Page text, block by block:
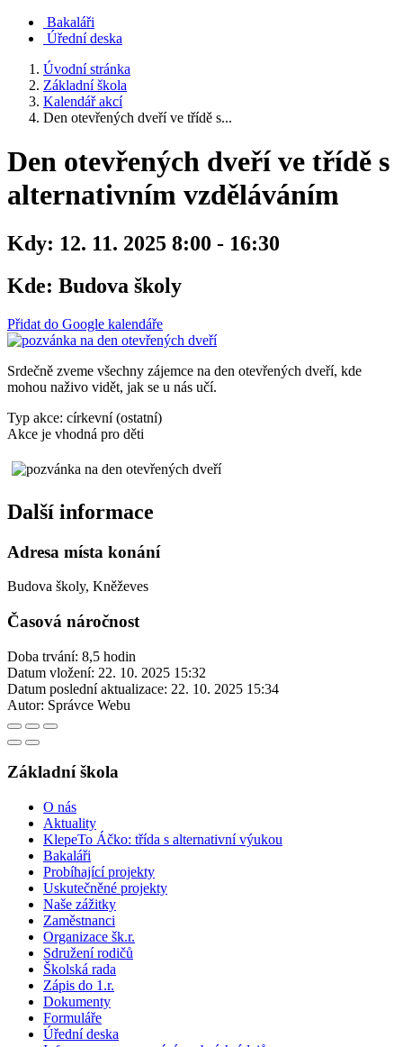
Bakaláři
Úřední deska
Úvodní stránka
Základní škola
Kalendář akcí
Den otevřených dveří ve třídě s...
Den otevřených dveří ve třídě s
alternativním vzděláváním
Kdy: 12. 11. 2025 8:00 - 16:30
Kde: Budova školy
Přidat do Google kalendáře
Srdečně zveme všechny zájemce na den otevřených dveří, kde
mohou naživo vidět, jak se u nás učí.
Typ akce: církevní (ostatní)
Akce je vhodná pro děti
Další informace
Adresa místa konání
Budova školy, Kněževes
Časová náročnost
Doba trvání: 8,5 hodin
Datum vložení: 22. 10. 2025 15:32
Datum poslední aktualizace: 22. 10. 2025 15:34
Autor: Správce Webu
Základní škola
O nás
Aktuality
KlepeTo Áčko: třída s alternativní výukou
Bakaláři
Probíhající projekty
Uskutečněné projekty
Naše zážitky
Zaměstnanci
Organizace šk.r.
Sdružení rodičů
Školská rada
Zápis do 1.r.
Dokumenty
Formuláře
Úřední deska